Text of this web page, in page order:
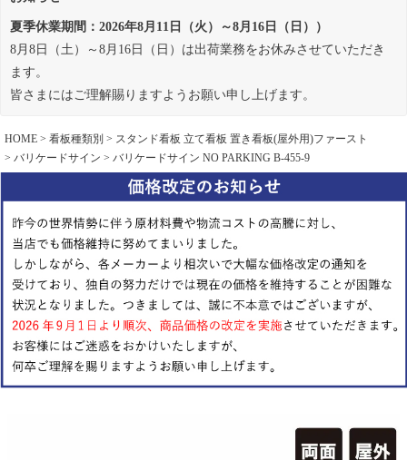
夏季休業期間：2026年8月11日（火）～8月16日（日））
8月8日（土）～8月16日（日）は出荷業務をお休みさせていただき
ます。
皆さまにはご理解賜りますようお願い申し上げます。
HOME 看板種類別
スタンド看板 立て看板 置き看板(屋外用)ファースト
バリケードサイン
バリケードサイン NO PARKING B-455-9